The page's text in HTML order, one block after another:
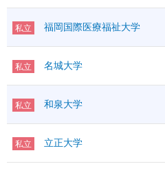
私立 福岡国際医療福祉大学
私立 名城大学
私立 和泉大学
私立 立正大学